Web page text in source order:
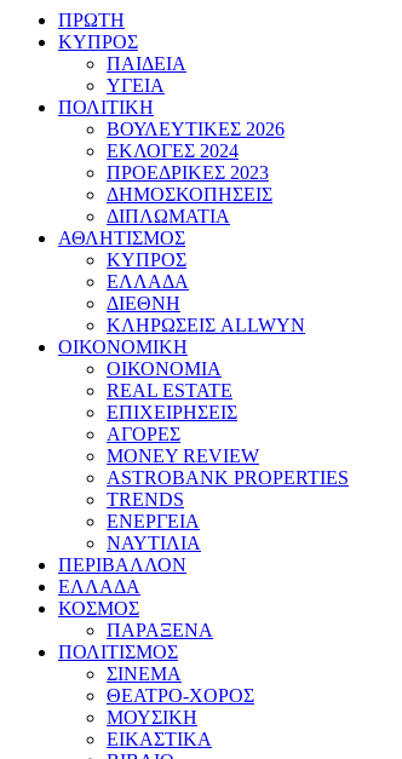
ΠΡΩΤΗ
ΚΥΠΡΟΣ
ΠΑΙΔΕΙΑ
ΥΓΕΙΑ
ΠΟΛΙΤΙΚΗ
ΒΟΥΛΕΥΤΙΚΕΣ 2026
ΕΚΛΟΓΕΣ 2024
ΠΡΟΕΔΡΙΚΕΣ 2023
ΔΗΜΟΣΚΟΠΗΣΕΙΣ
ΔΙΠΛΩΜΑΤΙΑ
ΑΘΛΗΤΙΣΜΟΣ
ΚΥΠΡΟΣ
ΕΛΛΑΔΑ
ΔΙΕΘΝΗ
ΚΛΗΡΩΣΕΙΣ ALLWYN
ΟΙΚΟΝΟΜΙΚΗ
ΟΙΚΟΝΟΜΙΑ
REAL ESTATE
ΕΠΙΧΕΙΡΗΣΕΙΣ
ΑΓΟΡΕΣ
MONEY REVIEW
ASTROBANK PROPERTIES
TRENDS
ΕΝΕΡΓΕΙΑ
ΝΑΥΤΙΛΙΑ
ΠΕΡΙΒΑΛΛΟΝ
ΕΛΛΑΔΑ
ΚΟΣΜΟΣ
ΠΑΡΑΞΕΝΑ
ΠΟΛΙΤΙΣΜΟΣ
ΣΙΝΕΜΑ
ΘΕΑΤΡΟ-ΧΟΡΟΣ
ΜΟΥΣΙΚΗ
ΕΙΚΑΣΤΙΚΑ